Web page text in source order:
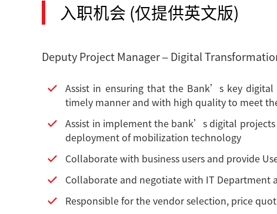
入职机会 (仅提供英文版)
Deputy Project Manager – Digital
Assist in ensuring that the Bank’s key
timely manner and with high quality to meet
Assist in implement the bank’s digital
deployment of mobilization technology
Collaborate with business users and provide
Collaborate and negotiate with IT Department
Responsible for the vendor selection, price